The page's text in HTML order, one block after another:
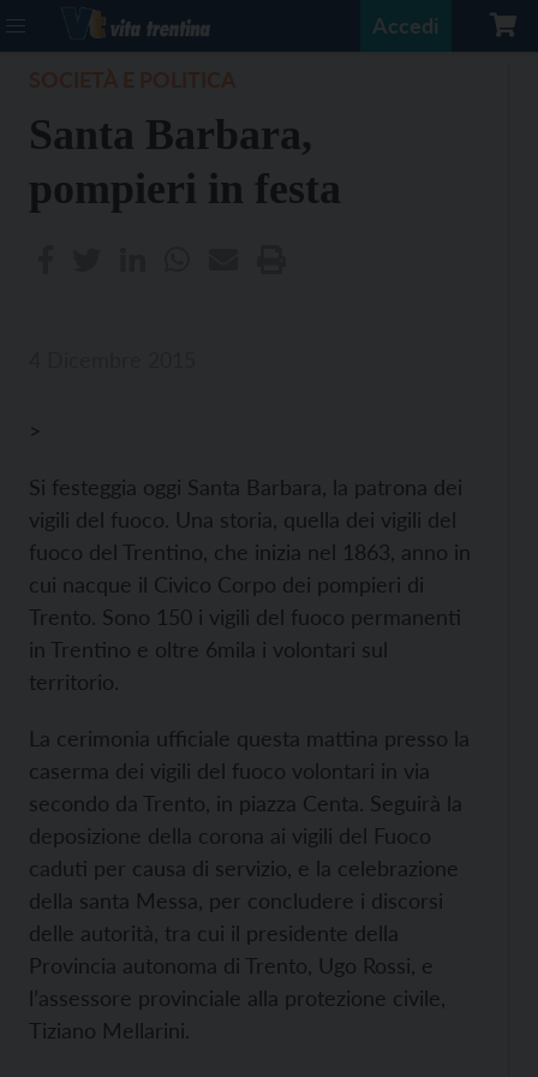
Accedi
Santa Barbara,
pompieri in festa
>
Si festeggia oggi Santa Barbara, la patrona dei
vigili del fuoco. Una storia, quella dei vigili del
fuoco del Trentino, che inizia nel 1863, anno in
cui nacque il Civico Corpo dei pompieri di
Trento. Sono 150 i vigili del fuoco permanenti
in Trentino e oltre 6mila i volontari sul
territorio.
La cerimonia ufficiale questa mattina presso la
caserma dei vigili del fuoco volontari in via
secondo da Trento, in piazza Centa. Seguirà la
deposizione della corona ai vigili del Fuoco
caduti per causa di servizio, e la celebrazione
della santa Messa, per concludere i discorsi
delle autorità, tra cui il presidente della
Provincia autonoma di Trento, Ugo Rossi, e
l’assessore provinciale alla protezione civile,
Tiziano Mellarini.